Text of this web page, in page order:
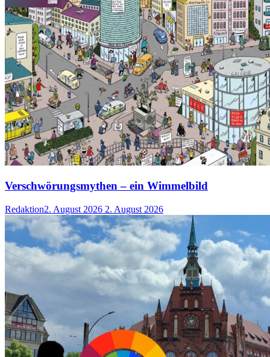
Verschwörungsmythen – ein Wimmelbild
Redaktion2. August 2026 2. August 2026